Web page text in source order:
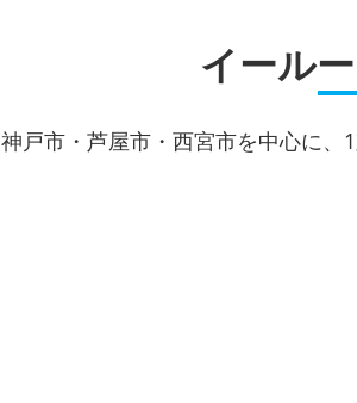
イール
神戸市・芦屋市・西宮市を中心に、